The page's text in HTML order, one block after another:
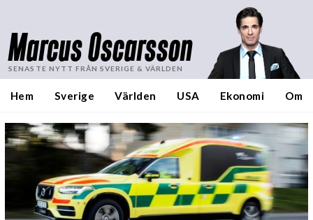
Marcus Oscarsson
SENASTE NYTT FRÅN SVERIGE & VÄRLDEN
Hem Sverige Världen USA Ekonomi Om